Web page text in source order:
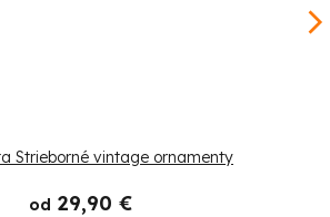
Strieborné vintage ornamenty
od 29,90 €